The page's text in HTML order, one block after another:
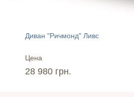
Диван "Ричмонд" Ливс
Цена
28 980 грн.